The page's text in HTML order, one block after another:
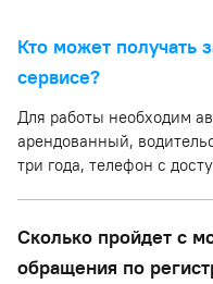
Кто может получать
сервисе?
Для работы необходим
арендованный,
три года, телефон с
Сколько пройдет с
обращения по